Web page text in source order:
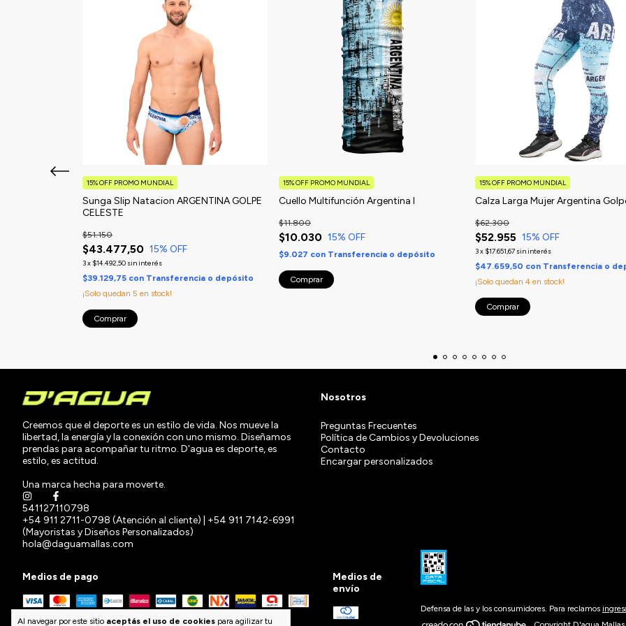
Al navegar por este sitio aceptás el uso de cookies para agilizar tu
Sunga Slip Natacion ARGENTINA GOLPE
CELESTE
$43.477,50
$51.150
15% OFF
3x $14.492,50 sin interés
15% OFF PROMO MUNDIAL
$39.129,75 con Transferencia o depósito
¡Solo quedan 5 en stock!
Comprar
Cuello Multifunción Argentina I
$10.030
$11.800
15% OFF
15% OFF PROMO MUNDIAL
$9.027 con Transferencia o depósito
Calza Larga Mujer Argentina
$52.955
$62.300
15% OFF
3x $17.651,67 sin interés
15% OFF PROMO MUNDIAL
$47.659,50 con Transferencia o
¡Solo quedan 4 en stock!
Comprar
Creemos que el deporte es un estilo de vida. Nos mueve la
libertad, la energía y la conexión con uno mismo. Diseñamos
prendas para acompañar tu ritmo. D'agua es deporte, es
estilo, es actitud.
Una marca hecha para moverte.
541127110798
+54 911 2711-0798 (Atención al cliente) | +54 911 7142-6991
(Mayoristas y Diseños Personalizados)
hola@daguamallas.com
Nosotros
Preguntas Frecuentes
Política de Cambios y Devoluciones
Contacto
Encargar personalizados
Medios de pago
Medios de
envío
Defensa de las y los consumidores. Para reclamos